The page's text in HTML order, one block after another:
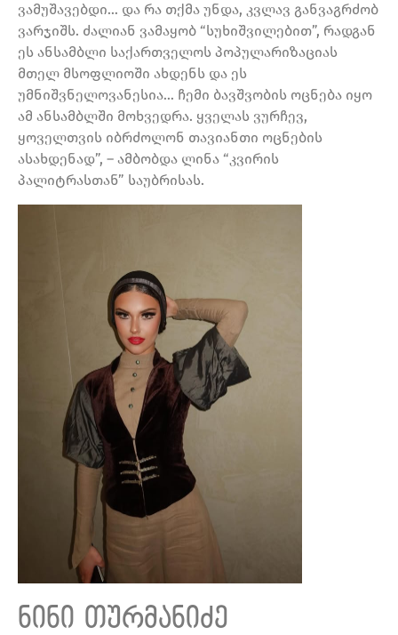
ვამუშავებდი… და რა თქმა უნდა, კვლავ განვაგრძობ
ვარჯიშს. ძალიან ვამაყობ “სუხიშვილებით”, რადგან
ეს ანსამბლი საქართველოს პოპულარიზაციას
მთელ მსოფლიოში ახდენს და ეს
უმნიშვნელოვანესია… ჩემი ბავშვობის ოცნება იყო
ამ ანსამბლში მოხვედრა. ყველას ვურჩევ,
ყოველთვის იბრძოლონ თავიანთი ოცნების
ასახდენად”, – ამბობდა ლინა “კვირის
პალიტრასთან” საუბრისას.
ნინი თურმანიძე